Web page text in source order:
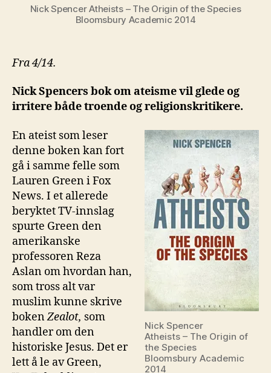
Nick Spencer Atheists – The Origin of the Species
Bloomsbury Academic 2014
Fra 4/14.
Nick Spencers bok om ateisme vil glede og
irritere både troende og religionskritikere.
Nick Spencer
Atheists – The Origin of
the Species
Bloomsbury Academic
2014
En ateist som leser
denne boken kan fort
gå i samme felle som
Lauren Green i Fox
News. I et allerede
beryktet TV-innslag
spurte Green den
amerikanske
professoren Reza
Aslan om hvordan han,
som tross alt var
muslim kunne skrive
bokenZealot, som
handler om den
historiske Jesus. Det er
lett å le av Green,